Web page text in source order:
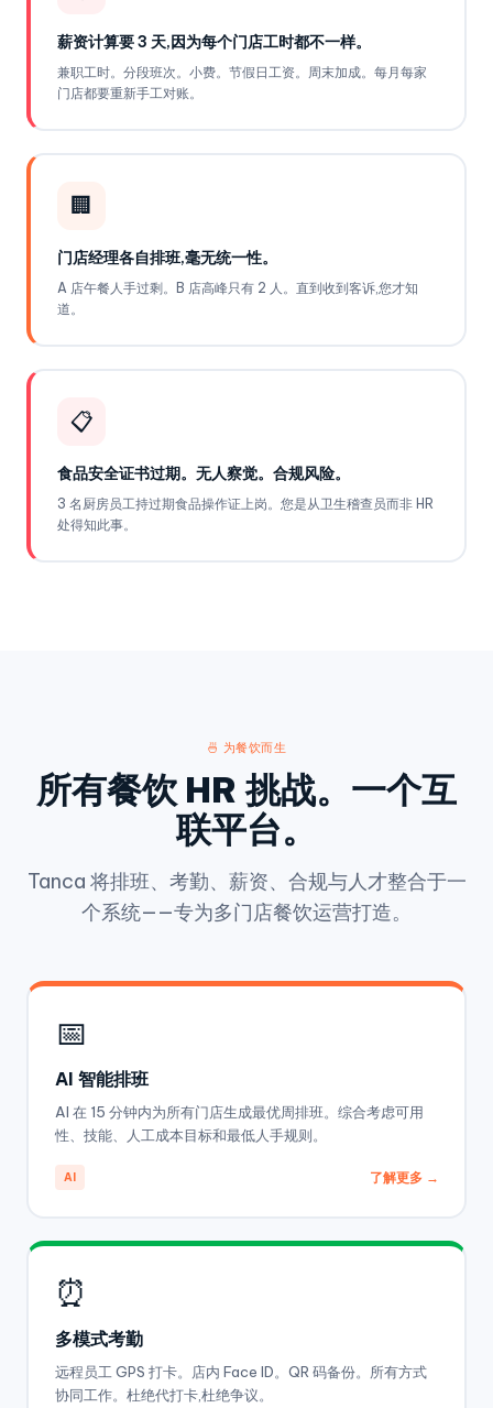
薪资计算要 3 天,因为每个门店工时都不一样。
兼职工时。分段班次。小费。节假日工资。周末加成。每月每家
门店都要重新手工对账。
🏢
门店经理各自排班,毫无统一性。
A 店午餐人手过剩。B 店高峰只有 2 人。直到收到客诉,您才知
道。
📋
食品安全证书过期。无人察觉。合规风险。
3 名厨房员工持过期食品操作证上岗。您是从卫生稽查员而非 HR
处得知此事。
🍜 为餐饮而生
所有餐饮 HR 挑战。一个互
联平台。
Tanca 将排班、考勤、薪资、合规与人才整合于一
个系统——专为多门店餐饮运营打造。
📅
AI 智能排班
AI 在 15 分钟内为所有门店生成最优周排班。综合考虑可用
性、技能、人工成本目标和最低人手规则。
AI 了解更多 →
⏰
多模式考勤
远程员工 GPS 打卡。店内 Face ID。QR 码备份。所有方式
协同工作。杜绝代打卡,杜绝争议。